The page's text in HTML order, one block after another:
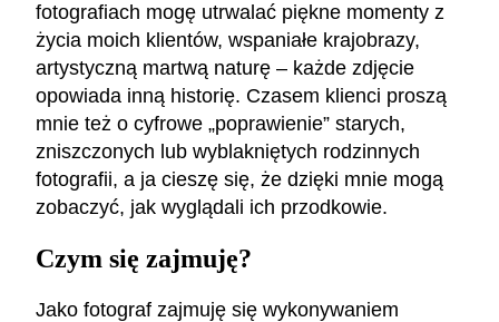
fotografiach mogę utrwalać piękne momenty z
życia moich klientów, wspaniałe krajobrazy,
artystyczną martwą naturę – każde zdjęcie
opowiada inną historię. Czasem klienci proszą
mnie też o cyfrowe „poprawienie” starych,
zniszczonych lub wyblakniętych rodzinnych
fotografii, a ja cieszę się, że dzięki mnie mogą
zobaczyć, jak wyglądali ich przodkowie.
Czym się zajmuję?
Jako fotograf zajmuję się wykonywaniem